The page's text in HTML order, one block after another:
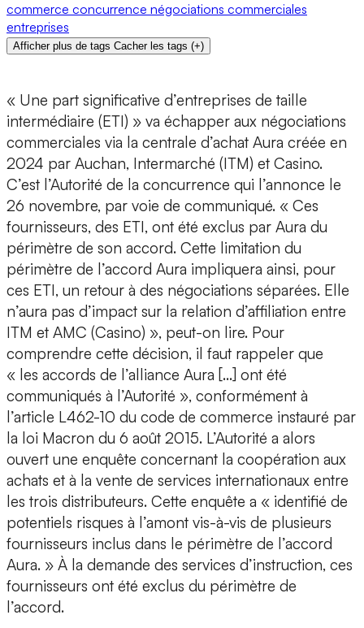
commerce concurrence négociations commerciales
entreprises
Afficher plus de tags Cacher les tags (+)
« Une part significative d’entreprises de taille
intermédiaire (ETI) » va échapper aux négociations
commerciales via la centrale d’achat Aura créée en
2024 par Auchan, Intermarché (ITM) et Casino.
C’est l’Autorité de la concurrence qui l’annonce le
26 novembre, par voie de communiqué. « Ces
fournisseurs, des ETI, ont été exclus par Aura du
périmètre de son accord. Cette limitation du
périmètre de l’accord Aura impliquera ainsi, pour
ces ETI, un retour à des négociations séparées. Elle
n’aura pas d’impact sur la relation d’affiliation entre
ITM et AMC (Casino) », peut-on lire. Pour
comprendre cette décision, il faut rappeler que
« les accords de l’alliance Aura […] ont été
communiqués à l’Autorité », conformément à
l’article L462-10 du code de commerce instauré par
la loi Macron du 6 août 2015. L’Autorité a alors
ouvert une enquête concernant la coopération aux
achats et à la vente de services internationaux entre
les trois distributeurs. Cette enquête a « identifié de
potentiels risques à l’amont vis-à-vis de plusieurs
fournisseurs inclus dans le périmètre de l’accord
Aura. » À la demande des services d’instruction, ces
fournisseurs ont été exclus du périmètre de
l’accord.